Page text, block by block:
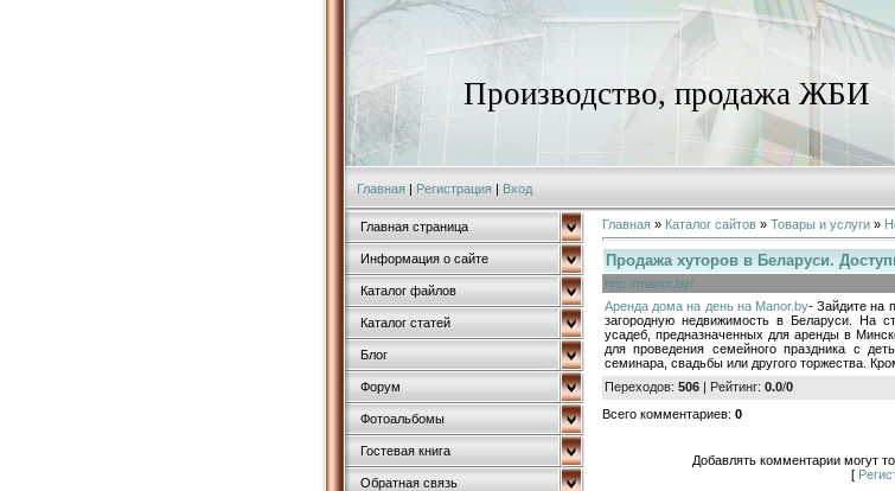
Производство, продажа ЖБИ
Главная | Регистрация | Вход
Главная страница
Информация о сайте
Каталог файлов
Каталог статей
Блог
Форум
Фотоальбомы
Гостевая книга
Обратная связь
Главная » Каталог сайтов » Товары и услуги »
Продажа хуторов в Беларуси.
http://manor.by/
Аренда дома на день на Manor.by- Зайдите на
загородную недвижимость в Беларуси. На
усадеб, предназначенных для аренды в
для проведения семейного праздника с
семинара, свадьбы или другого торжества.
Переходов: 506 | Рейтинг: 0.0/0
Всего комментариев: 0
Добавлять комментарии могут
[